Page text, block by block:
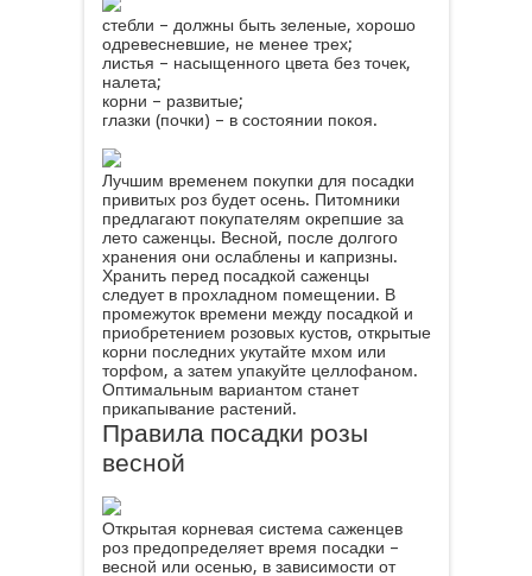
стебли – должны быть зеленые, хорошо
одревесневшие, не менее трех;
листья – насыщенного цвета без точек,
налета;
корни – развитые;
глазки (почки) – в состоянии покоя.
Лучшим временем покупки для посадки
привитых роз будет осень. Питомники
предлагают покупателям окрепшие за
лето саженцы. Весной, после долгого
хранения они ослаблены и капризны.
Хранить перед посадкой саженцы
следует в прохладном помещении. В
промежуток времени между посадкой и
приобретением розовых кустов, открытые
корни последних укутайте мхом или
торфом, а затем упакуйте целлофаном.
Оптимальным вариантом станет
прикапывание растений.
Правила посадки розы
весной
Открытая корневая система саженцев
роз предопределяет время посадки –
весной или осенью, в зависимости от